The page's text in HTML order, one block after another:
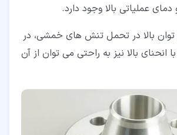
دمای عملیاتی بالا وجود دارد.
بالا در تحمل تنش های خمشی، در
بالا نیز به راحتی می توان از آن